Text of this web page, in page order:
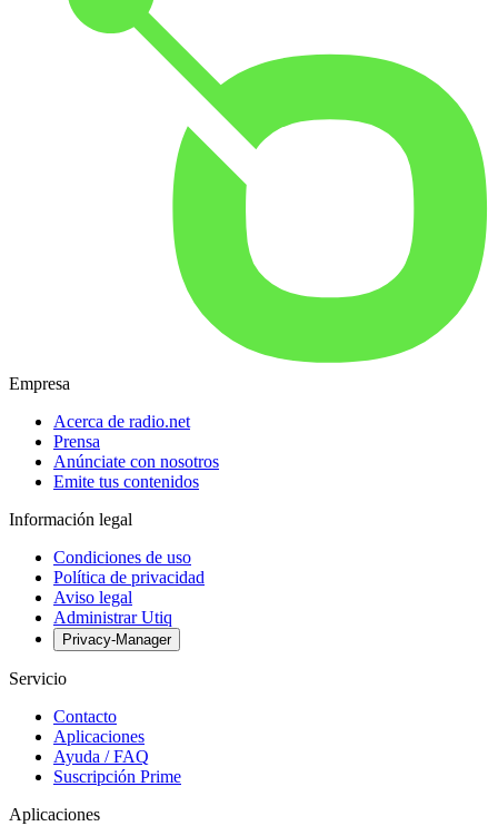
Empresa
Acerca de radio.net
Prensa
Anúnciate con nosotros
Emite tus contenidos
Información legal
Condiciones de uso
Política de privacidad
Aviso legal
Administrar Utiq
Privacy-Manager
Servicio
Contacto
Aplicaciones
Ayuda / FAQ
Suscripción Prime
Aplicaciones